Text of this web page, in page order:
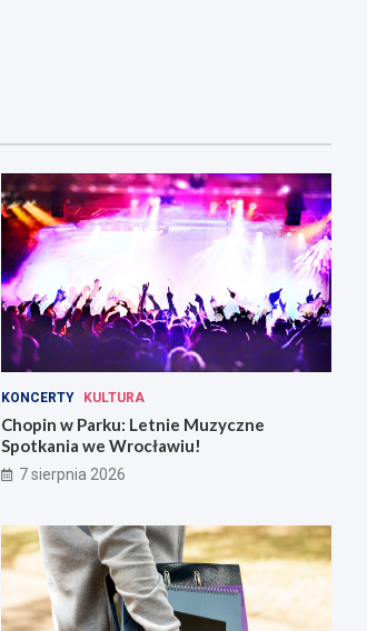
KONCERTY KULTURA
Chopin w Parku: Letnie Muzyczne
Spotkania we Wrocławiu!
7 sierpnia 2026